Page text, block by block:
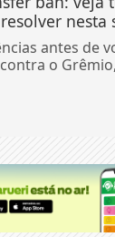
nesta
antes de
o